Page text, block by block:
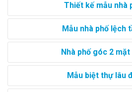
Thiết kế mẫu nhà
Mẫu nhà phố lệch
Nhà phố góc 2
Mẫu biệt thự lâu